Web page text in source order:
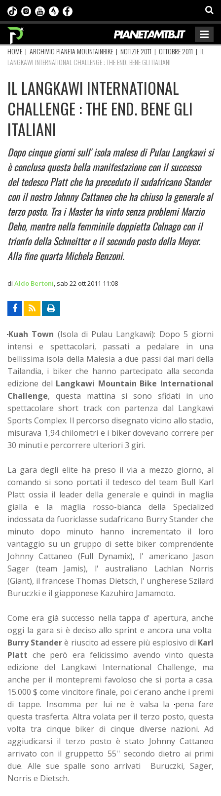
HOME | ARCHIVIO PIANETA MOUNTAINBIKE | NOTIZIE 2011 | OTTOBRE 2011 | IL
LANGKAWI INTERNATIONAL CHALLENGE : THE END. BENE GLI ITALIANI
IL LANGKAWI INTERNATIONAL
CHALLENGE : THE END. BENE GLI
ITALIANI
Dopo cinque giorni sull' isola malese di Pulau Langkawi si
è conclusa questa bella manifestazione con il successo
del tedesco Platt che ha preceduto il sudafricano Stander
con il nostro Johnny Cattaneo che ha chiuso la generale al
terzo posto. Tra i Master ha vinto senza problemi Marzio
Deho, mentre nella femminile doppietta Colnago con il
trionfo della Schneitter e il secondo posto della Meyer.
Alla fine quarta Michela Benzoni.
di Aldo Bertoni sab 22 ott 2011 11:08
Kuah Town (Isola di Pulau Langkawi): Dopo 5 giorni
intensi e spettacolari, passati a pedalare in una
bellissima isola della Malesia a due passi dai mari della
Tailandia, i biker che hanno partecipato alla seconda
edizione del Langkawi Mountain Bike International
Challenge, questa mattina si sono sfidati in uno
spettacolare short track con partenza dal Langkawi
Sports Complex. Il percorso disegnato vicino allo stadio,
misurava 1,94 chilometri e i biker dovevano correre per
30 minuti e percorrere ulteriori 3 giri.
La gara degli elite ha preso il via a mezzo giorno, al
comando si sono portati il tedesco del team Bull Karl
Platt ossia il leader della generale e quindi in maglia
gialla e la maglia rosso-bianca della Specialized
indossata da fuoriclasse sudafricano Burry Stander che
minuto dopo minuto hanno incrementato il loro
vantaggio su un gruppo di sette biker comprendente
Johnny Cattaneo (Full Dynamix), l' americano Jason
Sager (team Jamis), l' australiano Lachlan Norris
(Giant), il francese Thomas Dietsch, l' ungherese Szilard
Buruczki e il giapponese Kazuhiro Jamamoto.
Come era già successo nella tappa d' apertura, anche
oggi la gara si è deciso allo sprint e ancora una volta
Burry Standerè riuscito ad essere più esplosivo di Karl
Platt che però era felicissimo avendo vinto questa
edizione del Langkawi International Challenge, ma
anche per il montepremi favoloso che si porta a casa.
15.000 $ come vincitore finale, poi c'erano anche i premi
di tappe. Insomma per lui ne è valsa la pena fare
questa trasferta. Altra volata per il terzo posto, questa
volta tra cinque biker di cinque diverse nazioni. Ad
aggiudicarsi il terzo posto è stato Johnny Cattaneo
arrivato con il gruppetto 55'' secondo dietro ai primi
due. Alle sue spalle sono arrivati Buruczki, Sager,
Norris e Dietsch.